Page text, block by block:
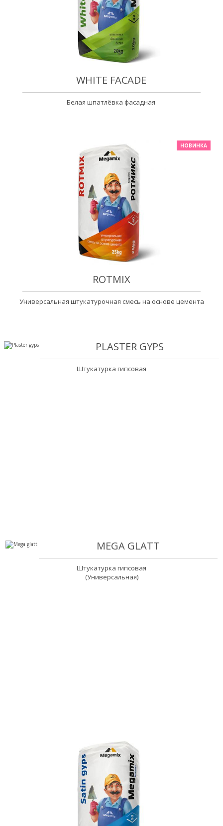
WHITE FACADE
Белая шпатлёвка фасадная
НОВИНКА
ROTMIX
Универсальная штукатурочная смесь на основе цемента
PLASTER GYPS
Штукатурка гипсовая
MEGA GLATT
Штукатурка гипсовая
(Универсальная)